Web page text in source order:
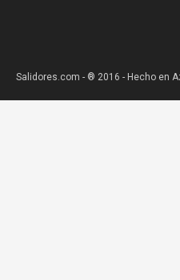
Salidores.com - ® 2016 - Hecho en